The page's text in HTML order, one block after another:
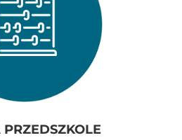
PRZEDSZKOLE